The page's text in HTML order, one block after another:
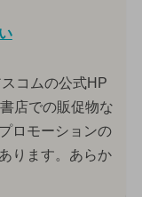
コムの公式HP
店での販促物な
ロモーションの
ります。あらか